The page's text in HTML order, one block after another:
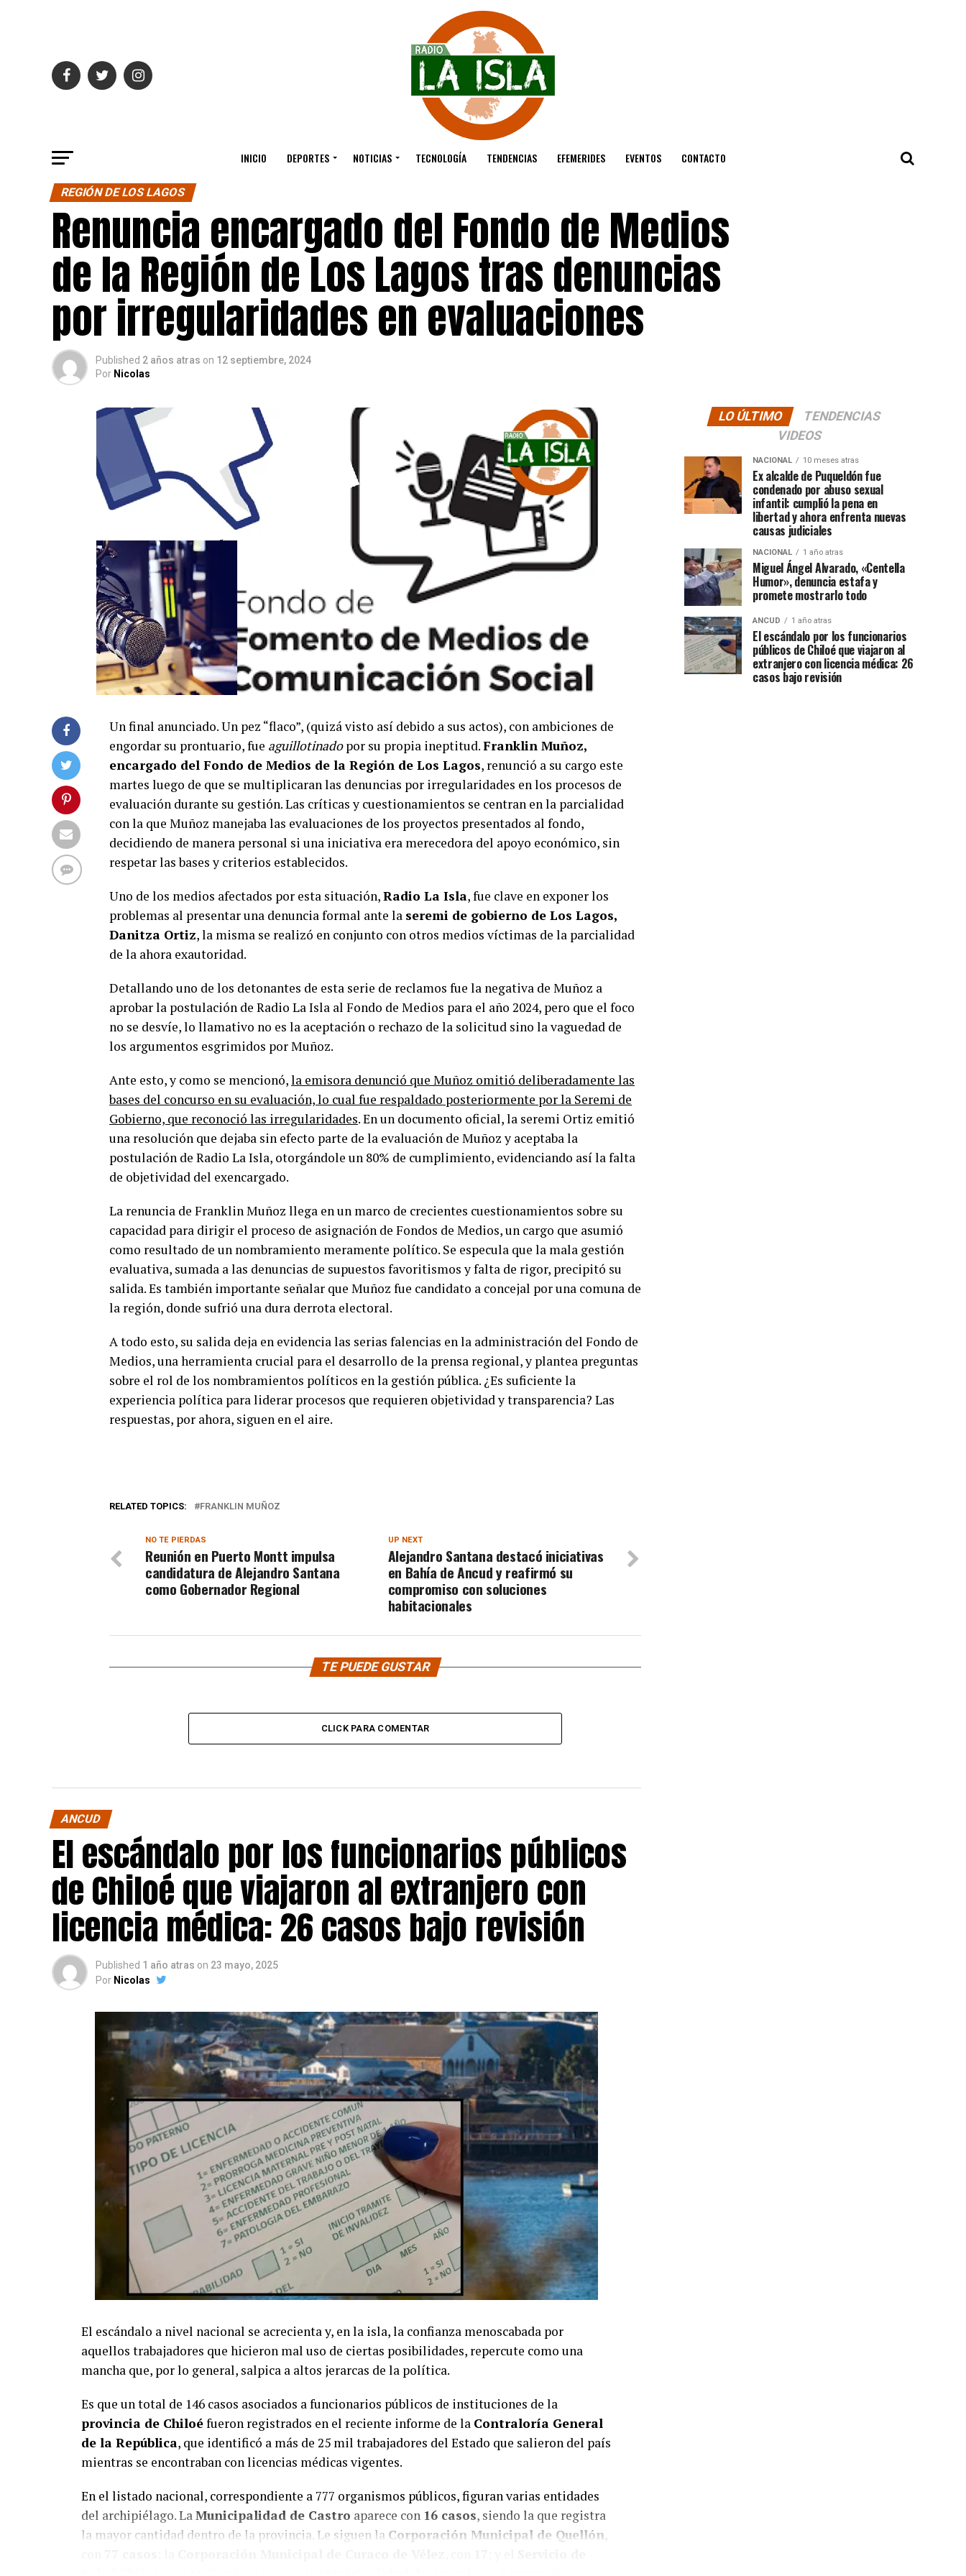
INICIO DEPORTES NOTICIAS TECNOLOGÍA TENDENCIAS EFEMERIDES EVENTOS CONTACTO
REGIÓN DE LOS LAGOS
Renuncia encargado del Fondo de Medios
de la Región de Los Lagos tras denuncias
por irregularidades en evaluaciones
Published 2 años atras on 12 septiembre, 2024
Por Nicolas
Un final anunciado. Un pez “flaco”, (quizá visto así debido a sus actos), con ambiciones de
engordar su prontuario, fue aguillotinadopor su propia ineptitud.Franklin Muñoz,
encargado del Fondo de Medios de la Región de Los Lagos, renunció a su cargo este
martes luego de que se multiplicaran las denuncias por irregularidades en los procesos de
evaluación durante su gestión. Las críticas y cuestionamientos se centran en la parcialidad
con la que Muñoz manejaba las evaluaciones de los proyectos presentados al fondo,
decidiendo de manera personal si una iniciativa era merecedora del apoyo económico, sin
respetar las bases y criterios establecidos.
Uno de los medios afectados por esta situación,Radio La Isla, fue clave en exponer los
problemas al presentar una denuncia formal ante la seremi de gobierno de Los Lagos,
Danitza Ortiz, la misma se realizó en conjunto con otros medios víctimas de la parcialidad
de la ahora exautoridad.
Detallando uno de los detonantes de esta serie de reclamos fue la negativa de Muñoz a
aprobar la postulación de Radio La Isla al Fondo de Medios para el año 2024, pero que el foco
no se desvíe, lo llamativo no es la aceptación o rechazo de la solicitud sino la vaguedad de
los argumentos esgrimidos por Muñoz.
Ante esto, y como se mencionó,la emisora denunció que Muñoz omitió deliberadamente las
bases del concurso en su evaluación, lo cual fue respaldado posteriormente por la Seremi de
Gobierno, que reconoció las irregularidades. En un documento oficial, la seremi Ortiz emitió
una resolución que dejaba sin efecto parte de la evaluación de Muñoz y aceptaba la
postulación de Radio La Isla, otorgándole un 80% de cumplimiento, evidenciando así la falta
de objetividad del exencargado.
La renuncia de Franklin Muñoz llega en un marco de crecientes cuestionamientos sobre su
capacidad para dirigir el proceso de asignación de Fondos de Medios, un cargo que asumió
como resultado de un nombramiento meramente político. Se especula que la mala gestión
evaluativa, sumada a las denuncias de supuestos favoritismos y falta de rigor, precipitó su
salida. Es también importante señalar que Muñoz fue candidato a concejal por una comuna de
la región, donde sufrió una dura derrota electoral.
A todo esto, su salida deja en evidencia las serias falencias en la administración del Fondo de
Medios, una herramienta crucial para el desarrollo de la prensa regional, y plantea preguntas
sobre el rol de los nombramientos políticos en la gestión pública. ¿Es suficiente la
experiencia política para liderar procesos que requieren objetividad y transparencia? Las
respuestas, por ahora, siguen en el aire.
RELATED TOPICS: FRANKLIN MUÑOZ
UP NEXT
Alejandro Santana destacó iniciativas
en Bahía de Ancud y reafirmó su
compromiso con soluciones
habitacionales
NO TE PIERDAS
Reunión en Puerto Montt impulsa
candidatura de Alejandro Santana
como Gobernador Regional
TE PUEDE GUSTAR
CLICK PARA COMENTAR
ANCUD
El escándalo por los funcionarios públicos
de Chiloé que viajaron al extranjero con
licencia médica: 26 casos bajo revisión
Published 1 año atras on 23 mayo, 2025
Por Nicolas
El escándalo a nivel nacional se acrecienta y, en la isla, la confianza menoscabada por
aquellos trabajadores que hicieron mal uso de ciertas posibilidades, repercute como una
mancha que, por lo general, salpica a altos jerarcas de la política.
Es que un total de 146 casos asociados a funcionarios públicos de instituciones de la
provincia de Chiloéfueron registrados en el reciente informe de la Contraloría General
de la República, que identificó a más de 25 mil trabajadores del Estado que salieron del país
mientras se encontraban con licencias médicas vigentes.
En el listado nacional, correspondiente a 777 organismos públicos, figuran varias entidades
del archipiélago. LaMunicipalidad de Castro aparece con 16 casos, siendo la que registra
la mayor cantidad dentro de la provincia. Le siguen la Corporación Municipal de Quellón,
LO ÚLTIMO
TENDENCIAS
VIDEOS
NACIONAL 10 meses atras
Ex alcalde de Puqueldón fue
condenado por abuso sexual
infantil: cumplió la pena en
libertad y ahora enfrenta nuevas
causas judiciales
NACIONAL 1 año atras
Miguel Ángel Alvarado, «Centella
Humor», denuncia estafa y
promete mostrarlo todo
ANCUD 1 año atras
El escándalo por los funcionarios
públicos de Chiloé que viajaron al
extranjero con licencia médica: 26
casos bajo revisión